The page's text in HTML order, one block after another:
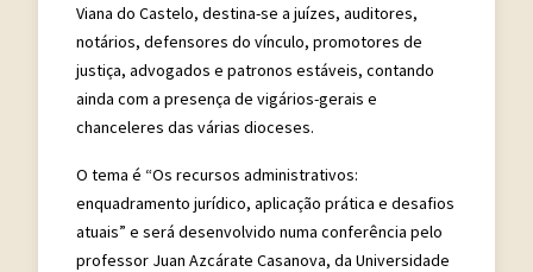
Viana do Castelo, destina-se a juízes, auditores,
notários, defensores do vínculo, promotores de
justiça, advogados e patronos estáveis, contando
ainda com a presença de vigários-gerais e
chanceleres das várias dioceses.
O tema é “Os recursos administrativos:
enquadramento jurídico, aplicação prática e desafios
atuais” e será desenvolvido numa conferência pelo
professor Juan Azcárate Casanova, da Universidade